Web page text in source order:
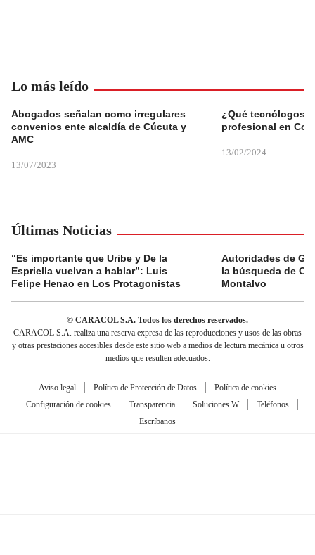
Lo más leído
Abogados señalan como irregulares
convenios ente alcaldía de Cúcuta y
AMC
13/07/2023
¿Qué tecnólogos
profesional en
13/02/2024
Últimas Noticias
“Es importante que Uribe y De la
Espriella vuelvan a hablar”: Luis
Felipe Henao en Los Protagonistas
Autoridades de
la búsqueda de
Montalvo
© CARACOL S.A. Todos los derechos reservados.
CARACOL S.A. realiza una reserva expresa de las reproducciones y usos de las obras
y otras prestaciones accesibles desde este sitio web a medios de lectura mecánica u otros
medios que resulten adecuados.
Aviso legal Política de Protección de Datos
Política de cookies
Configuración de cookies
Transparencia Soluciones W
Teléfonos
Escríbanos